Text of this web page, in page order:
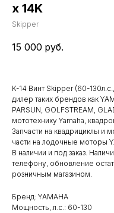
x 14K
Skipper
15 000 руб.
K-14 Винт Skipper (60-
дилер таких брендов как
PARSUN, GOLFSTREAM,
мототехнику Yamaha,
Запчасти на квадрициклы и
части на лодочные моторы
В наличии и под заказ.
телефону, обновление
розничным магазином.
Бренд: YAMAHA
Мощность, л.с.: 60-130